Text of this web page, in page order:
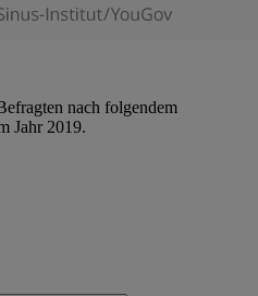
nach folgendem
Jahr 2019.